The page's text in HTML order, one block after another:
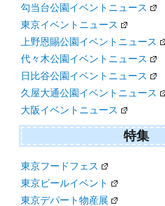
勾当台公園イベントニュース
東京イベントニュース
上野恩賜公園イベントニュース
代々木公園イベントニュース
日比谷公園イベントニュース
久屋大通公園イベントニュース
大阪イベントニュース
特集
東京フードフェス
東京ビールイベント
東京デパート物産展